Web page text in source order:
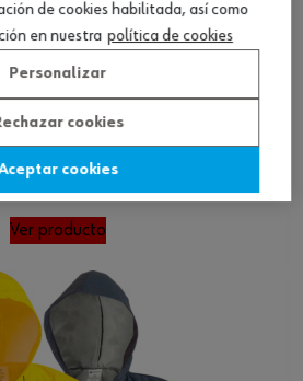
Ver producto
de cookies habilitada, así como
en nuestra política de cookies
Personalizar
cookies
cookies